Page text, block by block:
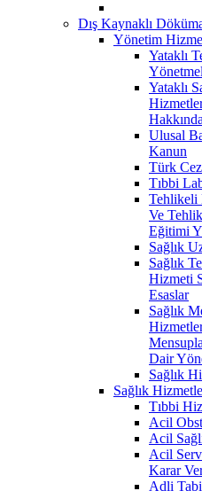
Dış Kaynaklı
Yönetim
Yataklı
Yataklı
Ulusal
Kanun
Türk
Tıbbi
Tehlikeli
Ve
Eğitimi
Sağlık
Sağlık
Hizmeti
Esaslar
Sağlık
Dair
Sağlık
Sağlık
Tıbbi
Acil
Acil
Acil
Karar
Adli